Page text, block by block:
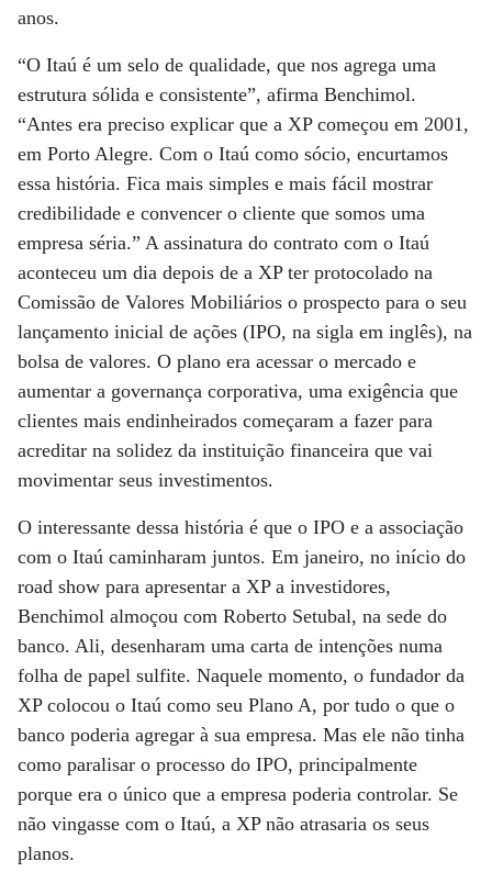
anos.
“O Itaú é um selo de qualidade, que nos agrega uma
estrutura sólida e consistente”, afirma Benchimol.
“Antes era preciso explicar que a XP começou em 2001,
em Porto Alegre. Com o Itaú como sócio, encurtamos
essa história. Fica mais simples e mais fácil mostrar
credibilidade e convencer o cliente que somos uma
empresa séria.” A assinatura do contrato com o Itaú
aconteceu um dia depois de a XP ter protocolado na
Comissão de Valores Mobiliários o prospecto para o seu
lançamento inicial de ações (IPO, na sigla em inglês), na
bolsa de valores. O plano era acessar o mercado e
aumentar a governança corporativa, uma exigência que
clientes mais endinheirados começaram a fazer para
acreditar na solidez da instituição financeira que vai
movimentar seus investimentos.
O interessante dessa história é que o IPO e a associação
com o Itaú caminharam juntos. Em janeiro, no início do
road show para apresentar a XP a investidores,
Benchimol almoçou com Roberto Setubal, na sede do
banco. Ali, desenharam uma carta de intenções numa
folha de papel sulfite. Naquele momento, o fundador da
XP colocou o Itaú como seu Plano A, por tudo o que o
banco poderia agregar à sua empresa. Mas ele não tinha
como paralisar o processo do IPO, principalmente
porque era o único que a empresa poderia controlar. Se
não vingasse com o Itaú, a XP não atrasaria os seus
planos.